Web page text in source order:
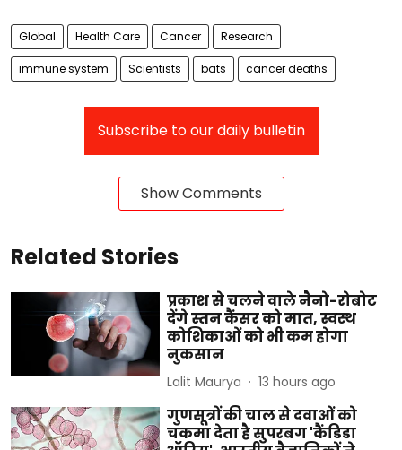
Global Health Care Cancer Research
immune system Scientists bats cancer deaths
Subscribe to our daily bulletin
Show Comments
Related Stories
प्रकाश से चलने वाले नैनो-रोबोट
देंगे स्तन कैंसर को मात, स्वस्थ
कोशिकाओं को भी कम होगा
नुकसान
Lalit Maurya 13 hours ago
गुणसूत्रों की चाल से दवाओं को
चकमा देता है सुपरबग 'कैंडिडा